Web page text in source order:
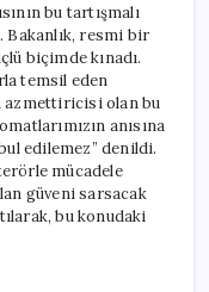
bu tartışmalı
resmi bir
biçimde kınadı.
temsil eden
azmettiricisi olan bu
anısına
edilemez” denildi.
mücadele
güveni sarsacak
bu konudaki